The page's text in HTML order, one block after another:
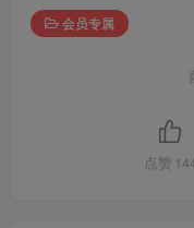
会员专属
点赞